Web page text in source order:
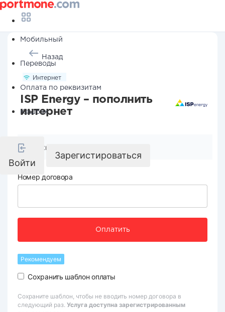
Мобильный
Переводы
Оплата по реквизитам
Кешбэк
Войти
Зарегистироваться
Назад
Интернет
ISP Energy – пополнить
интернет
Реквизиты компании
Номер договора
Оплатить
Рекомендуем
Сохранить шаблон оплаты
Сохраните шаблон, чтобы не вводить номер договора в
следующий раз. Услуга доступна зарегистрированным